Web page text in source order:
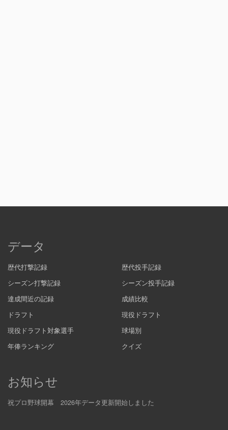
データ
歴代打撃記録
歴代投手記録
シーズン打撃記録
シーズン投手記録
達成間近の記録
成績比較
ドラフト
現役ドラフト
現役ドラフト対象選手
球場別
年俸ランキング
クイズ
お知らせ
祝プロ野球開幕 2026年データ更新開始しました